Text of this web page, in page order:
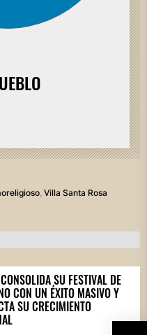
, Villa Santa Rosa
SU FESTIVAL DE
CON UN ÉXITO MASIVO Y
SU CRECIMIENTO